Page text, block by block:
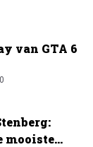
van GTA 6
mooiste